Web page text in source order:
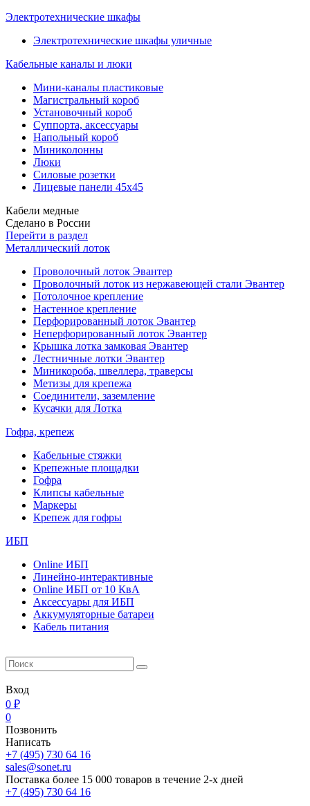
Электротехнические шкафы
Электротехнические шкафы уличные
Кабельные каналы и люки
Мини-каналы пластиковые
Магистральный короб
Установочный короб
Суппорта, аксессуары
Напольный короб
Миниколонны
Люки
Силовые розетки
Лицевые панели 45х45
Кабели медные
Сделано в России
Перейти в раздел
Металлический лоток
Проволочный лоток Эвантер
Проволочный лоток из нержавеющей стали Эвантер
Потолочное крепление
Настенное крепление
Перфорированный лоток Эвантер
Неперфорированный лоток Эвантер
Крышка лотка замковая Эвантер
Лестничные лотки Эвантер
Миникороба, швеллера, траверсы
Метизы для крепежа
Соединители, заземление
Кусачки для Лотка
Гофра, крепеж
Кабельные стяжки
Крепежные площадки
Гофра
Клипсы кабельные
Маркеры
Крепеж для гофры
ИБП
Online ИБП
Линейно-интерактивные
Online ИБП от 10 КвА
Aксессуары для ИБП
Аккумуляторные батареи
Кабель питания
Вход
0 ₽
0
Позвонить
Написать
+7 (495) 730 64 16
sales@sonet.ru
Поставка более 15 000 товаров в течение 2-х дней
+7 (495) 730 64 16